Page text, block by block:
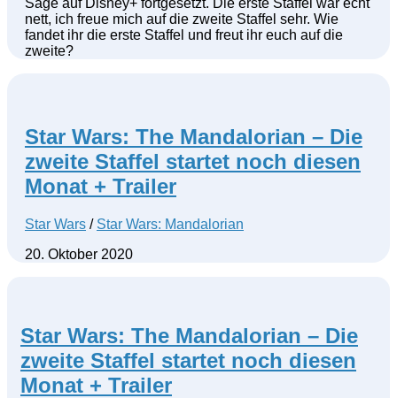
Sage auf Disney+ fortgesetzt. Die erste Staffel war echt
nett, ich freue mich auf die zweite Staffel sehr. Wie
fandet ihr die erste Staffel und freut ihr euch auf die
zweite?
Star Wars: The Mandalorian – Die
zweite Staffel startet noch diesen
Monat + Trailer
Star Wars / Star Wars: Mandalorian
20. Oktober 2020
Star Wars: The Mandalorian – Die
zweite Staffel startet noch diesen
Monat + Trailer